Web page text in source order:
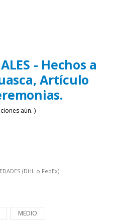
- Hechos a
Artículo
aún. )
(DHL o FedEx)
MEDIO